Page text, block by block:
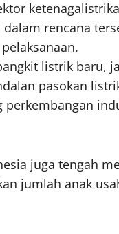
rencana
listrik baru,
pasokan
juga tengah
jumlah anak